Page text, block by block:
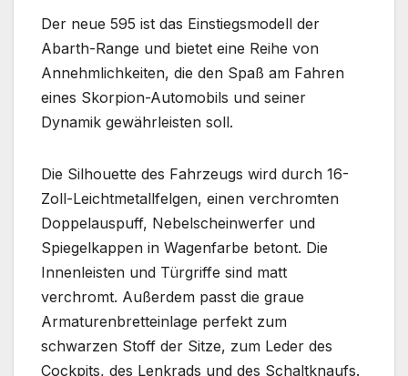
Der neue 595 ist das Einstiegsmodell der
Abarth-Range und bietet eine Reihe von
Annehmlichkeiten, die den Spaß am Fahren
eines Skorpion-Automobils und seiner
Dynamik gewährleisten soll.
Die Silhouette des Fahrzeugs wird durch 16-
Zoll-Leichtmetallfelgen, einen verchromten
Doppelauspuff, Nebelscheinwerfer und
Spiegelkappen in Wagenfarbe betont. Die
Innenleisten und Türgriffe sind matt
verchromt. Außerdem passt die graue
Armaturenbretteinlage perfekt zum
schwarzen Stoff der Sitze, zum Leder des
Cockpits, des Lenkrads und des Schaltknaufs.